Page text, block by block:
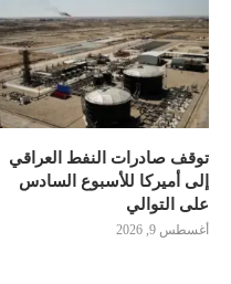
توقف صادرات النفط العراقي
إلى أميركا للأسبوع السادس
على التوالي
أغسطس 9, 2026